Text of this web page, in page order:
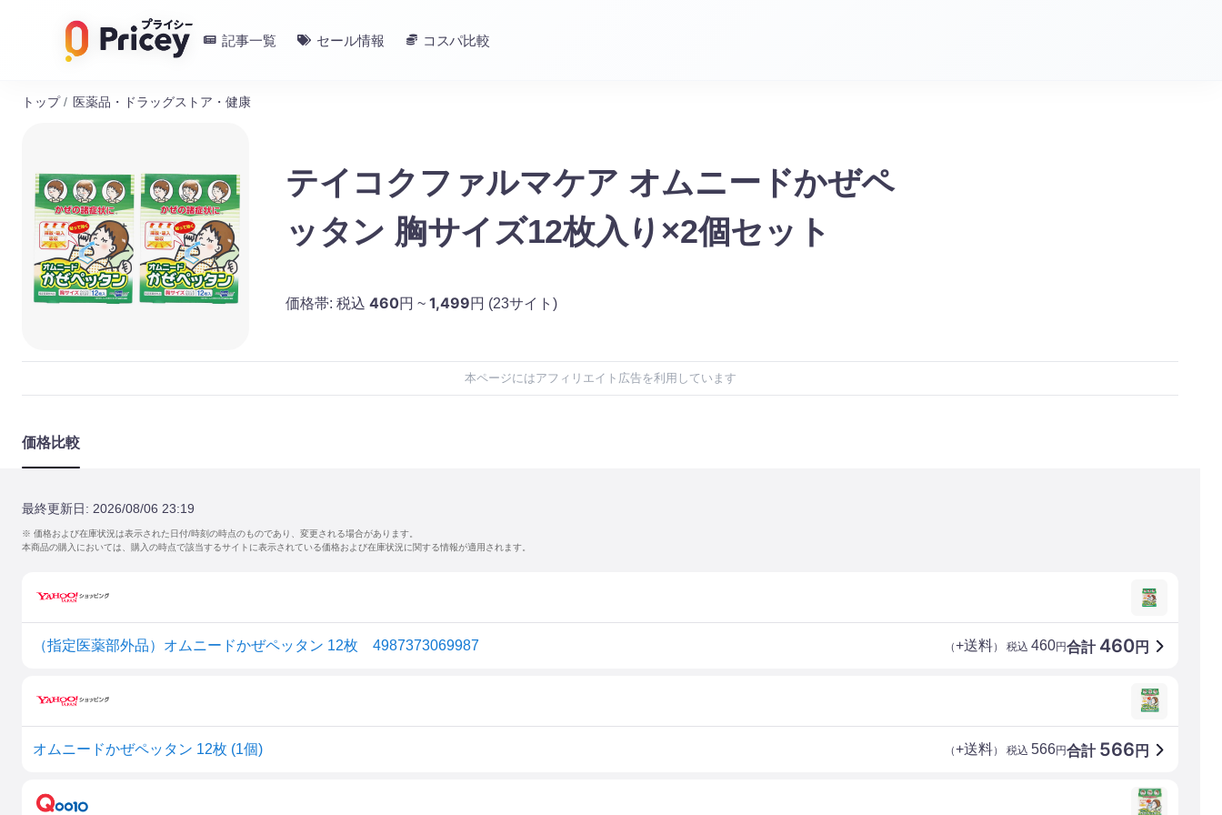
記事一覧 セール情報 コスパ比較
トップ / 医薬品・ドラッグストア・健康
テイコクファルマケア オムニードかぜペ
ッタン 胸サイズ12枚入り×2個セット
価格帯: 税込 460円 ~ 1,499円 (23サイト)
本ページにはアフィリエイト広告を利用しています
価格比較
最終更新日: 2026/08/06 23:19
※ 価格および在庫状況は表示された日付/時刻の時点のものであり、変更される場合があります。
本商品の購入においては、購入の時点で該当するサイトに表示されている価格および在庫状況に関する情報が適用されます。
（指定医薬部外品）オムニードかぜペッタン 12枚 4987373069987 合計 460円
（+送料） 税込 460円
オムニードかぜペッタン 12枚 (1個) 合計 566 円
（+送料） 税込 566円